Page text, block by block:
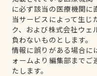
に必ず該当の医療機関に
当サービスによって生じ
ク、および株式会社ウェ
負わないものとします。
情報に誤りがある場合に
ォームより編集部までご
たします。